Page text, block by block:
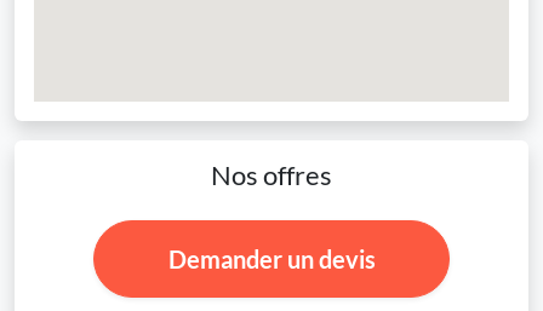
Nos offres
Demander un devis